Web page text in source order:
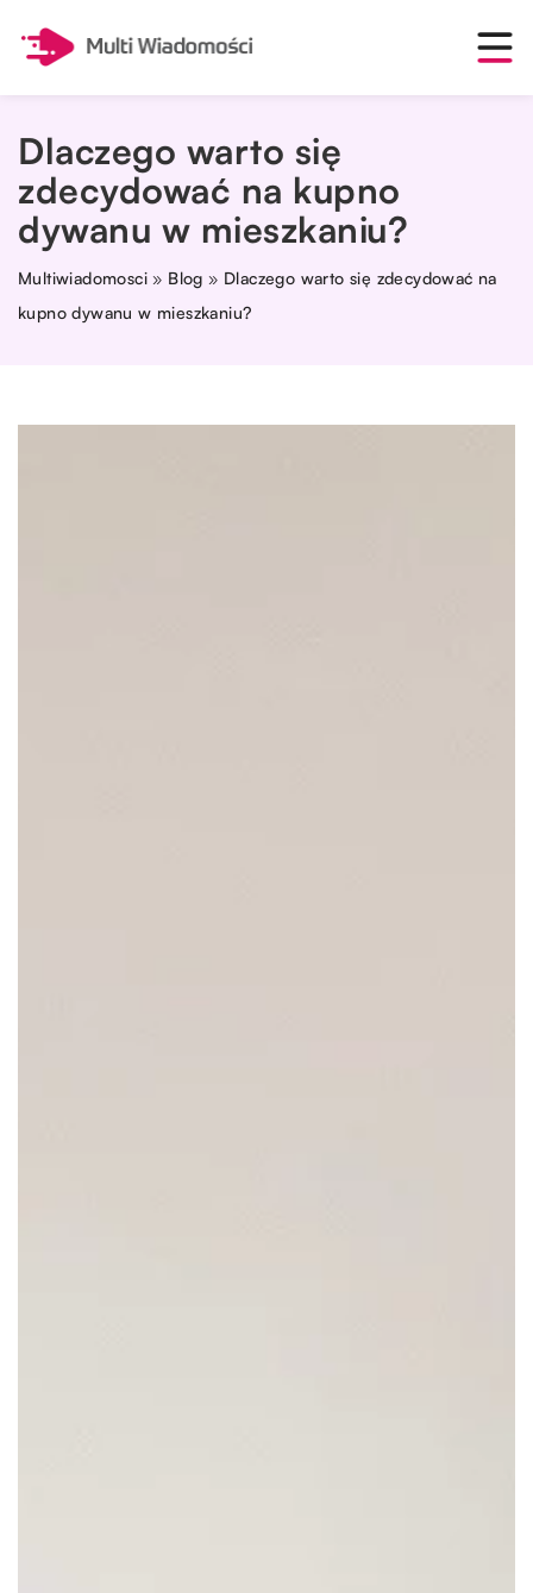
Dlaczego warto się
zdecydować na kupno
dywanu w mieszkaniu?
Multiwiadomosci » Blog » Dlaczego warto się zdecydować na
kupno dywanu w mieszkaniu?